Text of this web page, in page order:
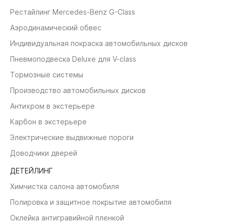
Рестайлинг Mercedes-Benz G-Class
Аэродинамический обвес
Индивидуальная покраска автомобильных дисков
Пневмоподвеска Deluxe для V-class
Тормозные системы
Производство автомобильных дисков
Антихром в экстерьере
Карбон в экстерьере
Электрические выдвижные пороги
Доводчики дверей
ДЕТЕЙЛИНГ
Химчистка салона автомобиля
Полировка и защитное покрытие автомобиля
Оклейка антигравийной пленкой